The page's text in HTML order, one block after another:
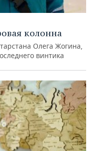
колонна
Олега Жогина,
винтика